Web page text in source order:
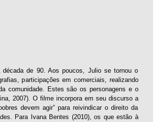
de 90. Aos poucos, Julio se tornou o
participações em comerciais, realizando
comunidade. Estes são os personagens e o
2007). O filme incorpora em seu discurso a
devem agir” para reivindicar o direito da
Para Ivana Bentes (2010), os que estão à